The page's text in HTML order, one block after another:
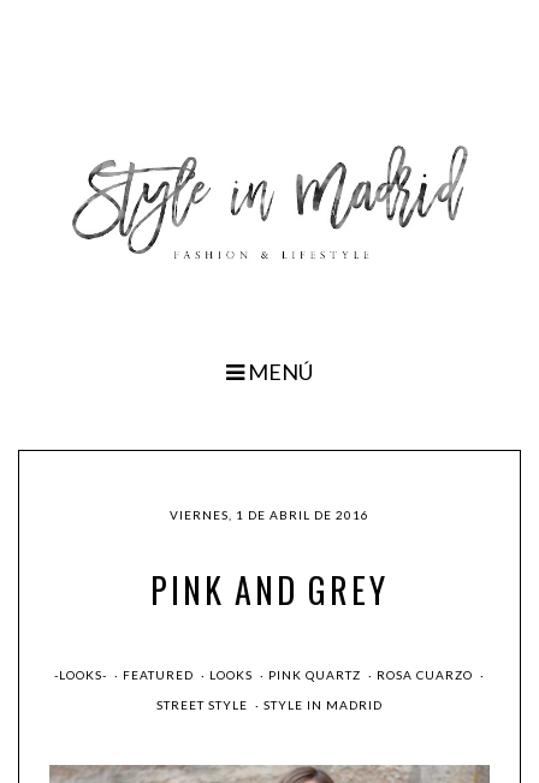
MENÚ
VIERNES, 1 DE ABRIL DE 2016
PINK AND GREY
-LOOKS- · FEATURED · LOOKS · PINK QUARTZ · ROSA CUARZO ·
STREET STYLE · STYLE IN MADRID